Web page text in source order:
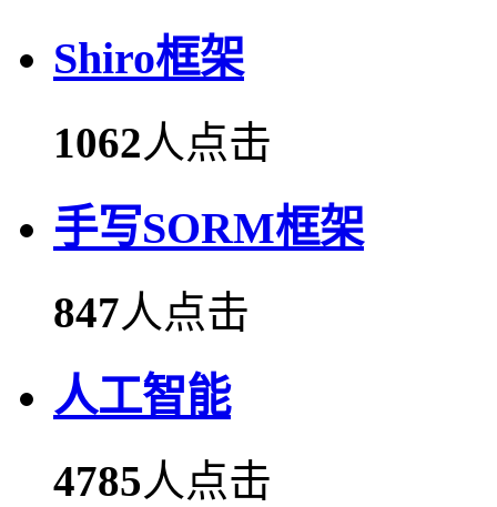
Shiro框架
1062人点击
手写SORM框架
847人点击
人工智能
4785人点击